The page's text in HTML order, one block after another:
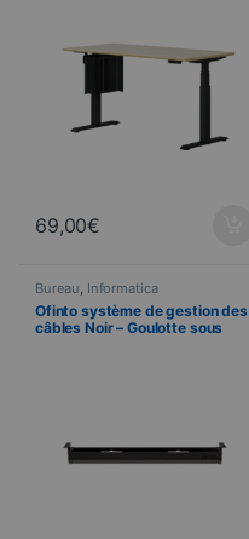
69,00€
Bureau, Informatica
Ofinto système de gestion des
câbles Noir – Goulotte sous